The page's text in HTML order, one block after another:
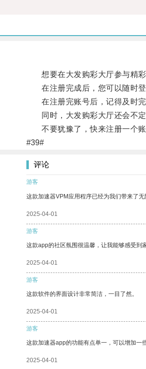
想要在大发购彩大厅参与精彩
在注册完成后，您可以随时登
在注册完账号后，记得及时完
同时，大发购彩大厅还会不定
不要犹豫了，快来注册一个账
#39#
评论
游客
这款加速器VPM应用程序已经为我们带来了无
2025-04-01
游客
这款app的社区氛围很温馨，让我能够感受到
2025-04-01
游客
这款软件的界面设计非常简洁，一目了然。
2025-04-01
游客
这款加速器app的功能有点单一，可以增加一
2025-04-01